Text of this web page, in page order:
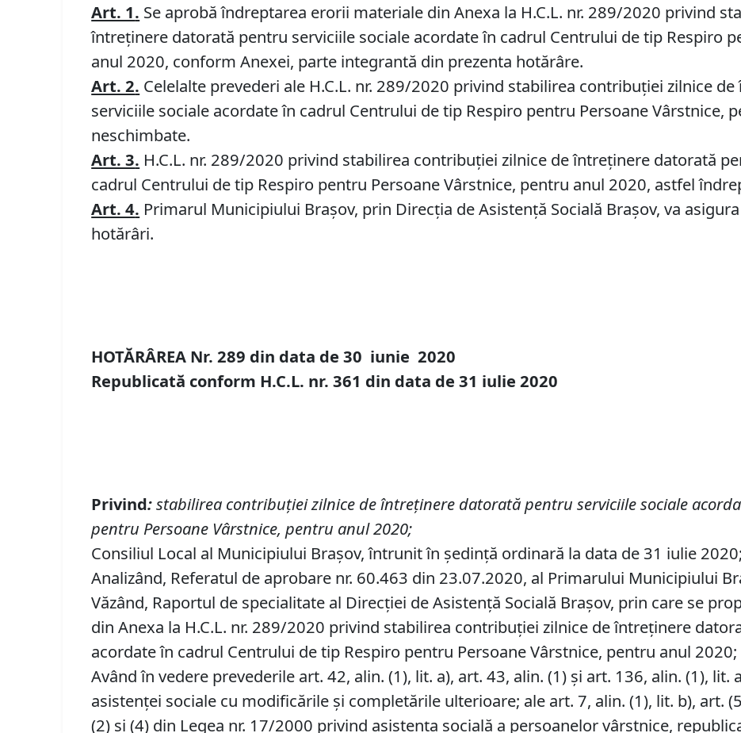
Art. 1. Se aprobă îndreptarea erorii materiale din Anexa la H.C.L. nr. 289/2020 privind
întreținere datorată pentru serviciile sociale acordate în cadrul Centrului de tip Respiro
anul 2020, conform Anexei, parte integrantă din prezenta hotărâre.
Art. 2. Celelalte prevederi ale H.C.L. nr. 289/2020 privind stabilirea contribuţiei zilnice
serviciile sociale acordate în cadrul Centrului de tip Respiro pentru Persoane Vârstnice,
neschimbate.
Art. 3. H.C.L. nr. 289/2020 privind stabilirea contribuţiei zilnice de întreținere datorată
cadrul Centrului de tip Respiro pentru Persoane Vârstnice, pentru anul 2020, astfel
Art. 4. Primarul Municipiului Braşov, prin Direcţia de Asistenţă Socială Braşov, va
hotărâri.
HOTĂRÂREA Nr.289 din data de30 iunie2020
Republicată conform H.C.L. nr. 361 din data de 31 iulie 2020
Privind:stabilirea contribuţiei zilnice de întreținere datorată pentru serviciile sociale
pentru Persoane Vârstnice, pentru anul 2020;
Consiliul Local al Municipiului Brașov, întrunit în ședință ordinară la data de 31 iulie 2020;
Analizând, Referatul de aprobare nr. 60.463 din 23.07.2020, al Primarului Municipiului
Văzând, Raportul de specialitate al Direcției de Asistență Socială Brașov, prin care se
din Anexa la H.C.L. nr. 289/2020 privind stabilirea contribuţiei zilnice de întreținere
acordate în cadrul Centrului de tip Respiro pentru Persoane Vârstnice, pentru anul 2020;
Având în vedere prevederile art. 42, alin. (1), lit. a), art. 43, alin. (1) şi art. 136, alin. (1), lit.
asistenţei sociale cu modificările şi completările ulterioare; ale art. 7, alin. (1), lit. b), art.
(2) şi (4) din Legea nr. 17/2000 privind asistenţa socială a persoanelor vârstnice,